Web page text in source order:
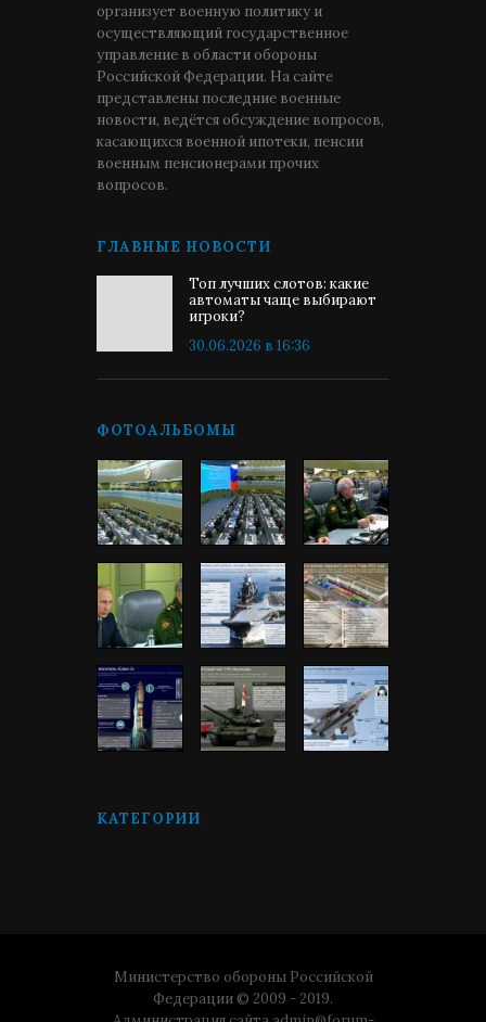
организует военную политику и
осуществляющий государственное
управление в области обороны
Российской Федерации. На сайте
представлены последние военные
новости, ведётся обсуждение вопросов,
касающихся военной ипотеки, пенсии
военным пенсионерами прочих
вопросов.
ГЛАВНЫЕ НОВОСТИ
Топ лучших слотов: какие
автоматы чаще выбирают
игроки?
30.06.2026 в 16:36
ФОТОАЛЬБОМЫ
КАТЕГОРИИ
Министерство обороны Российской
Федерации © 2009 - 2019.